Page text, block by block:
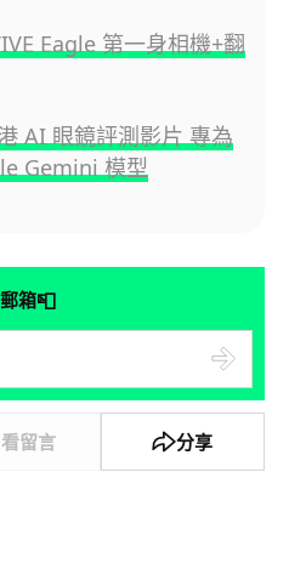
Eagle 第一身相機+翻
AI 眼鏡評測影片 專為
Gemini 模型
箱📮
看留言 分享